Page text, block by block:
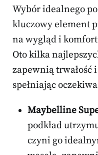
Wybór idealnego
kluczowy element
na wygląd i
Oto kilka
zapewnią trwałość
spełniając
Maybelline
podkład
czyni go